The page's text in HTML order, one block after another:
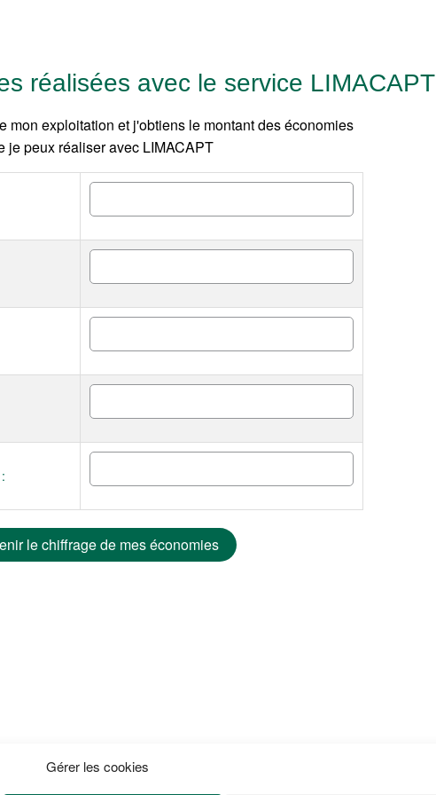
Gérer les cookies
réalisées avec le service LIMACAPT
mon exploitation et j'obtiens le montant des économies
je peux réaliser avec LIMACAPT